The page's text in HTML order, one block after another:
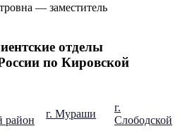
— заместитель
отделы
по Кировской
район
г. Мураши
г.
Слободской